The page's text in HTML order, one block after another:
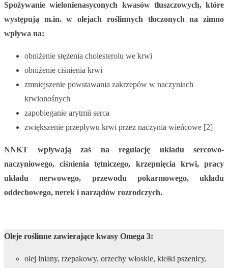
Spożywanie wielonienasyconych kwasów tłuszczowych, które
występują m.in. w olejach roślinnych tłoczonych na zimno
wpływa na:
obniżenie stężenia cholesterolu we krwi
obniżenie ciśnienia krwi
zmniejszenie powstawania zakrzepów w naczyniach
krwionośnych
zapobieganie arytmii serca
zwiększenie przepływu krwi przez naczynia wieńcowe [2]
NNKT wpływają zaś na regulację układu sercowo-
naczyniowego, ciśnienia tętniczego, krzepnięcia krwi, pracy
układu nerwowego, przewodu pokarmowego, układu
oddechowego, nerek i narządów rozrodczych.
Oleje roślinne zawierające kwasy Omega 3:
olej lniany, rzepakowy, orzechy włoskie, kiełki pszenicy,